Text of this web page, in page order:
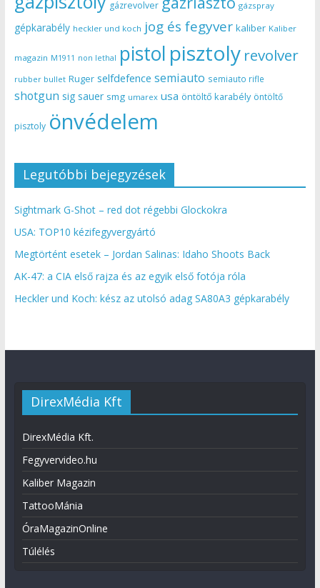
gázrevolver gázspray
gépkarabély heckler und koch jog és fegyver kaliber Kaliber
magazin M1911 non lethal pistol pisztoly revolver
rubber bullet Ruger selfdefence semiauto semiauto rifle
shotgun sig sauer smg umarex usa öntöltő karabély öntöltő
pisztoly önvédelem
Legutóbbi bejegyzések
Sightmark G-Shot – red dot régebbi Glockokra
USA: TOP10 kézifegyvergyártó
Megtörtént esetek – Jordan Salinas: Idaho Shoots Back
AK-47: a CIA első rajza és az egyik első fotója róla
Heckler und Koch: kész az utolsó adag SA80A3 gépkarabély
DirexMédia Kft
DirexMédia Kft.
Fegyvervideo.hu
Kaliber Magazin
TattooMánia
ÓraMagazinOnline
Túlélés